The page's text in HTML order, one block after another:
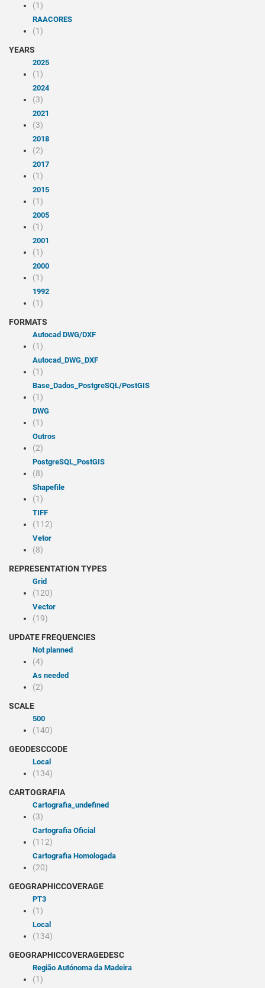
(1)
RAACORES
(1)
YEARS
2025
(1)
2024
(3)
2021
(3)
2018
(2)
2017
(1)
2015
(1)
2005
(1)
2001
(1)
2000
(1)
1992
(1)
FORMATS
Autocad DWG/DXF
(1)
Autocad_DWG_DXF
(1)
Base_Dados_PostgreSQL/PostGIS
(1)
DWG
(1)
Outros
(2)
PostgreSQL_PostGIS
(8)
Shapefile
(1)
TIFF
(112)
Vetor
(8)
REPRESENTATION TYPES
Grid
(120)
Vector
(19)
UPDATE FREQUENCIES
Not planned
(4)
As needed
(2)
SCALE
500
(140)
GEODESCCODE
Local
(134)
CARTOGRAFIA
cartografia_undefined
(3)
Cartografia Oficial
(112)
Cartografia Homologada
(20)
GEOGRAPHICCOVERAGE
PT3
(1)
Local
(134)
GEOGRAPHICCOVERAGEDESC
Região Autónoma da Madeira
(1)